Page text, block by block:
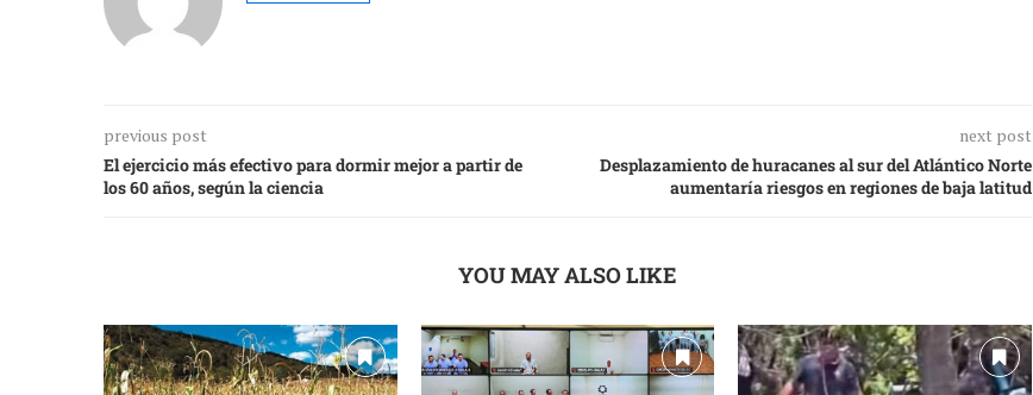
previous post
El ejercicio más efectivo para dormir mejor a partir de
los 60 años, según la ciencia
next post
Desplazamiento de huracanes al sur del Atlántico Norte
aumentaría riesgos en regiones de baja latitud
YOU MAY ALSO LIKE